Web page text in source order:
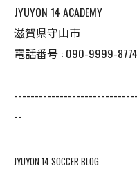
JYUYON 14 ACADEMY
滋賀県守山市
電話番号 : 090-9999-8774
--
JYUYON 14 SOCCER BLOG